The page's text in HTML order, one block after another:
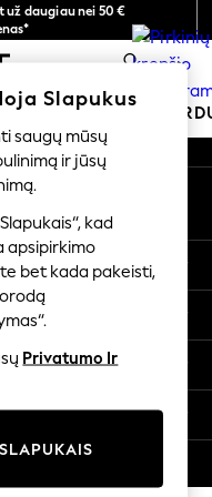
už daugiau nei 50 €
kalba!
0
ŠVENTINĖ
tinklaiSlapukus
saugų mūsų
ir jūsų
kad
apsipirkimo
bet kada pakeisti,
Privatumo Ir